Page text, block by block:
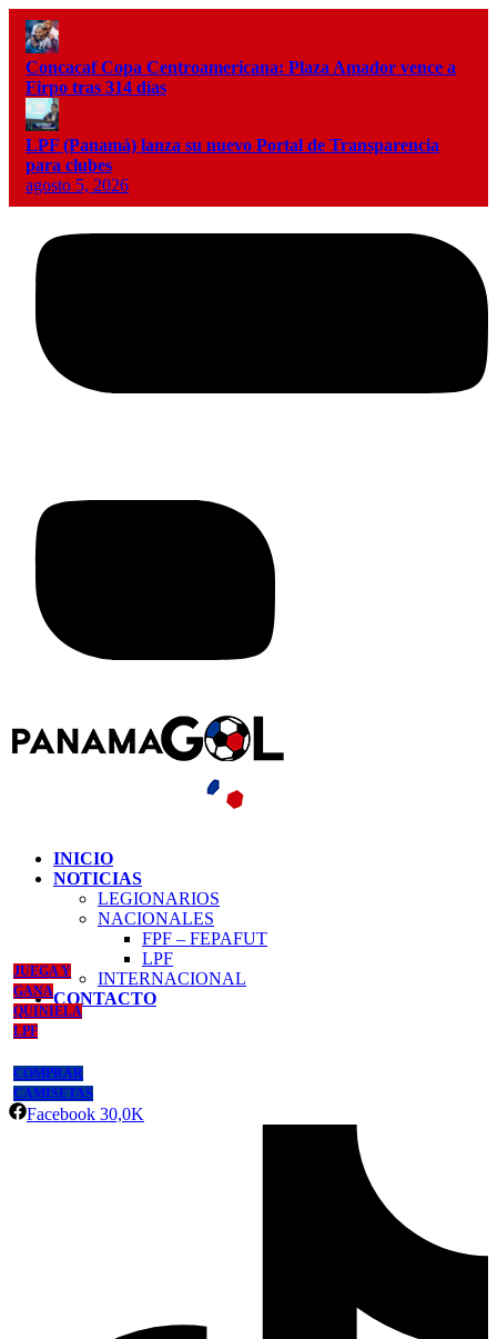
Concacaf Copa Centroamericana: Plaza Amador vence a
Firpo tras 314 días
LPF (Panamá) lanza su nuevo Portal de Transparencia
para clubes
agosto 5, 2026
INICIO
NOTICIAS
LEGIONARIOS
NACIONALES
FPF – FEPAFUT
LPF
INTERNACIONAL
CONTACTO
JUEGA Y
GANA
QUINIELA
LPF
COMPRAR
CAMISETAS
Facebook 30,0K